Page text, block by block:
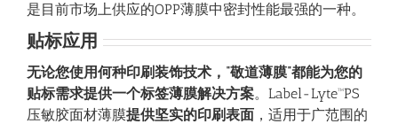
是目前市场上供应的OPP薄膜中密封性能最强的一种。
贴标应用
无论您使用何种印刷装饰技术，“敬道薄膜”都能为您的
贴标需求提供一个标签薄膜解决方案。Label-Lyte™PS
压敏胶面材薄膜提供坚实的印刷表面 ，适用于广范围的